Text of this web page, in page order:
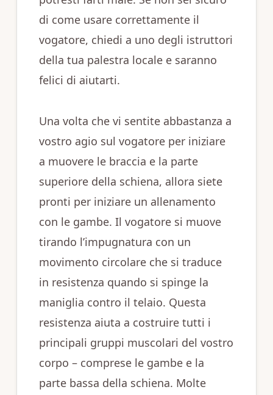
di come usare correttamente il
vogatore, chiedi a uno degli istruttori
della tua palestra locale e saranno
felici di aiutarti.
Una volta che vi sentite abbastanza a
vostro agio sul vogatore per iniziare
a muovere le braccia e la parte
superiore della schiena, allora siete
pronti per iniziare un allenamento
con le gambe. Il vogatore si muove
tirando l’impugnatura con un
movimento circolare che si traduce
in resistenza quando si spinge la
maniglia contro il telaio. Questa
resistenza aiuta a costruire tutti i
principali gruppi muscolari del vostro
corpo – comprese le gambe e la
parte bassa della schiena. Molte